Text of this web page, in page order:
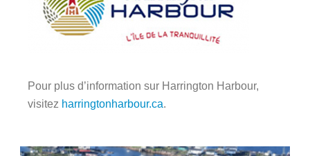
Pour plus d’information sur Harrington Harbour,
visitez harringtonharbour.ca.